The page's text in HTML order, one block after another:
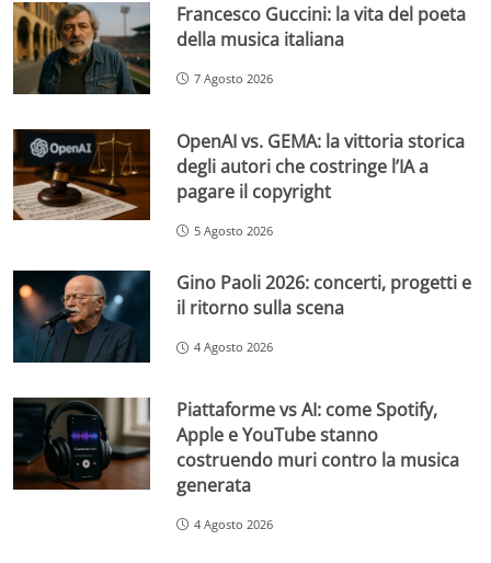
Francesco Guccini: la vita del poeta
della musica italiana
7 Agosto 2026
OpenAI vs. GEMA: la vittoria storica
degli autori che costringe l’IA a
pagare il copyright
5 Agosto 2026
Gino Paoli 2026: concerti, progetti e
il ritorno sulla scena
4 Agosto 2026
Piattaforme vs AI: come Spotify,
Apple e YouTube stanno
costruendo muri contro la musica
generata
4 Agosto 2026